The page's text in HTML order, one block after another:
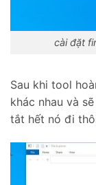
cài đặt
Sau khi tool
khác nhau và
tắt hết nó đi